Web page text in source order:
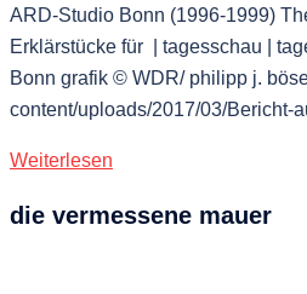
ARD-Studio Bonn (1996-1999)
Erklärstücke für | tagesschau |
Bonn grafik © WDR/ philipp j.
content/uploads/2017/03/Bericht-
Weiterlesen
die vermessene mauer